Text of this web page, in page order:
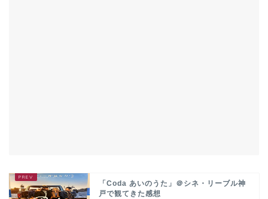
「Coda あいのうた」＠シネ・リーブル神
戸で観てきた感想